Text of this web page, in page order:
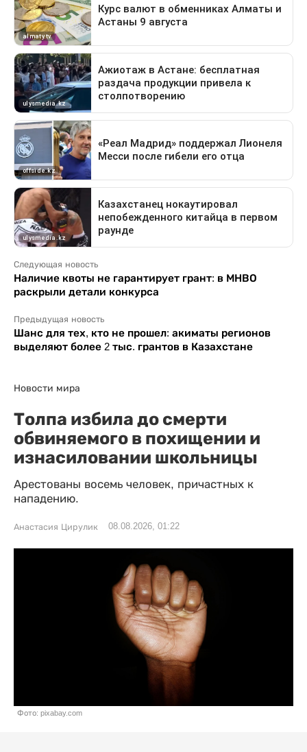
Следующая новость
Наличие квоты не гарантирует грант: в МНВО
раскрыли детали конкурса
Предыдущая новость
Шанс для тех, кто не прошел: акиматы регионов
выделяют более 2 тыс. грантов в Казахстане
Новости мира
Толпа избила до смерти
обвиняемого в похищении и
изнасиловании школьницы
Арестованы восемь человек, причастных к
нападению.
Анастасия Цирулик 08.08.2026, 01:22
Фото: pixabay.com